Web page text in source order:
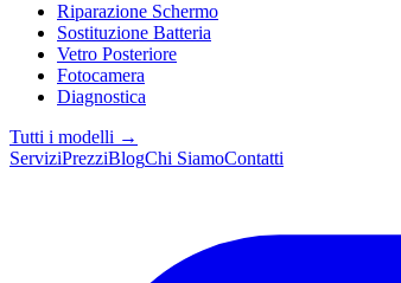
Riparazione Schermo
Sostituzione Batteria
Vetro Posteriore
Fotocamera
Diagnostica
Tutti i modelli →
ServiziPrezziBlogChi SiamoContatti